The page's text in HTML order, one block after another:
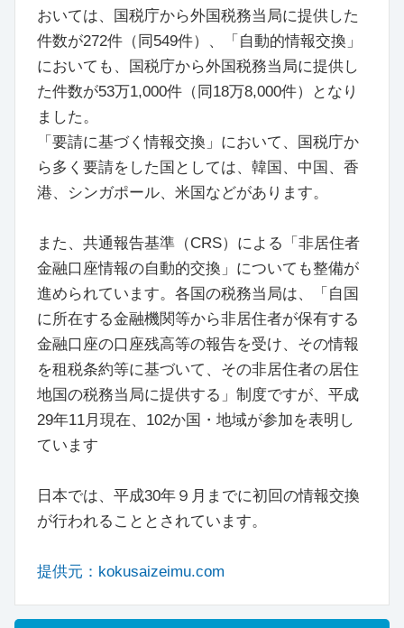
おいては、国税庁から外国税務当局に提供した
件数が272件（同549件）、「自動的情報交換」
においても、国税庁から外国税務当局に提供し
た件数が53万1,000件（同18万8,000件）となり
ました。
「要請に基づく情報交換」において、国税庁か
ら多く要請をした国としては、韓国、中国、香
港、シンガポール、米国などがあります。
また、共通報告基準（CRS）による「非居住者
金融口座情報の自動的交換」についても整備が
進められています。各国の税務当局は、「自国
に所在する金融機関等から非居住者が保有する
金融口座の口座残高等の報告を受け、その情報
を租税条約等に基づいて、その非居住者の居住
地国の税務当局に提供する」制度ですが、平成
29年11月現在、102か国・地域が参加を表明し
ています
日本では、平成30年９月までに初回の情報交換
が行われることとされています。
提供元：kokusaizeimu.com